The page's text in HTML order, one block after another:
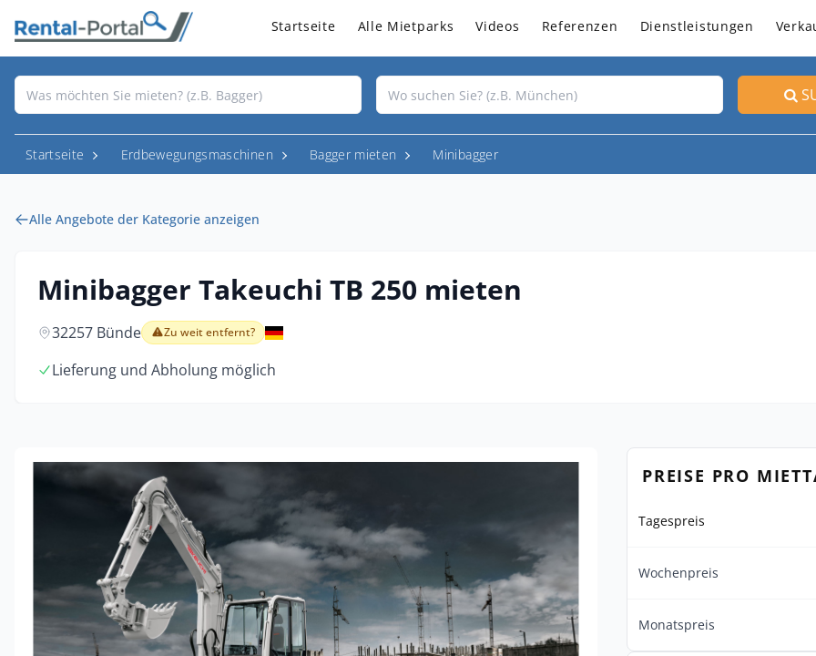
Startseite Alle Mietparks Videos Referenzen Dienstleistungen
Startseite Erdbewegungsmaschinen Bagger mieten Minibagger
Alle Angebote der Kategorie anzeigen
Minibagger Takeuchi TB 250 mieten
32257 Bünde Zu weit entfernt?
Lieferung und Abholung möglich
PREISE PRO
Tagespreis
Wochenpreis
Monatspreis